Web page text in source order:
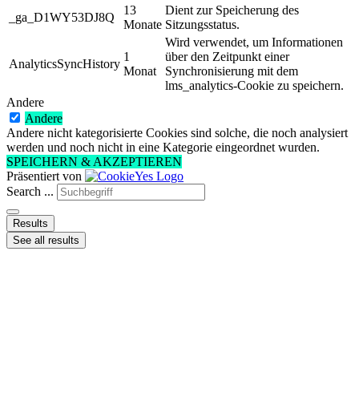
_ga_D1WY53DJ8Q
13
Monate
Dient zur Speicherung des
Sitzungsstatus.
AnalyticsSyncHistory
1
Monat
Wird verwendet, um Informationen
über den Zeitpunkt einer
Synchronisierung mit dem
lms_analytics-Cookie zu speichern.
Andere
Andere
Andere nicht kategorisierte Cookies sind solche, die noch analysiert
werden und noch nicht in eine Kategorie eingeordnet wurden.
SPEICHERN & AKZEPTIEREN
Präsentiert von
Search ...
Results
See all results